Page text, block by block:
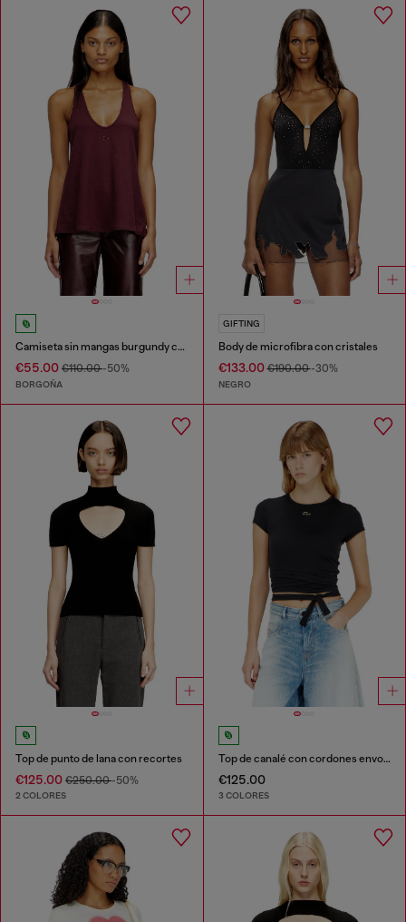
Camiseta sin mangas burgundy con detalle Oval D
€55.00 €110.00-50%
BORGOÑA
GIFTING
Body de microfibra con cristales
€133.00€190.00-30%
NEGRO
Top de punto de lana con recortes
€125.00 €250.00-50%
2 COLORES
Top de canalé con cordones envolventes
€125.00
3 COLORES